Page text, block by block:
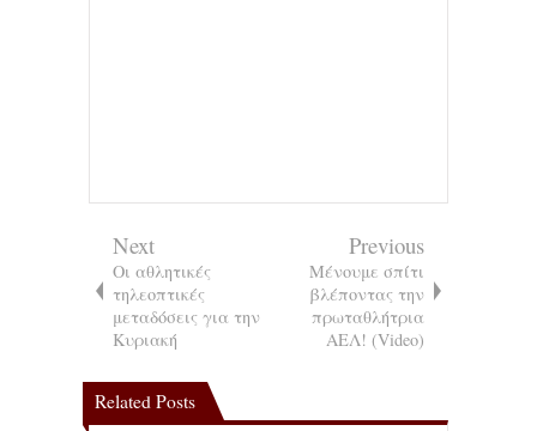
Next
Οι αθλητικές
τηλεοπτικές
μεταδόσεις για την
Κυριακή
Previous
Μένουμε σπίτι
βλέποντας την
πρωταθλήτρια
ΑΕΛ! (Video)
Related Posts